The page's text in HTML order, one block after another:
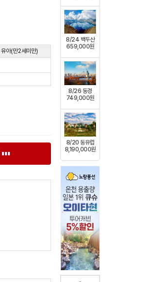
8/24 백두산
659,000원
8/26 동경
749,000원
8/20 동유럽
8,190,000원
유아(만2세미만)